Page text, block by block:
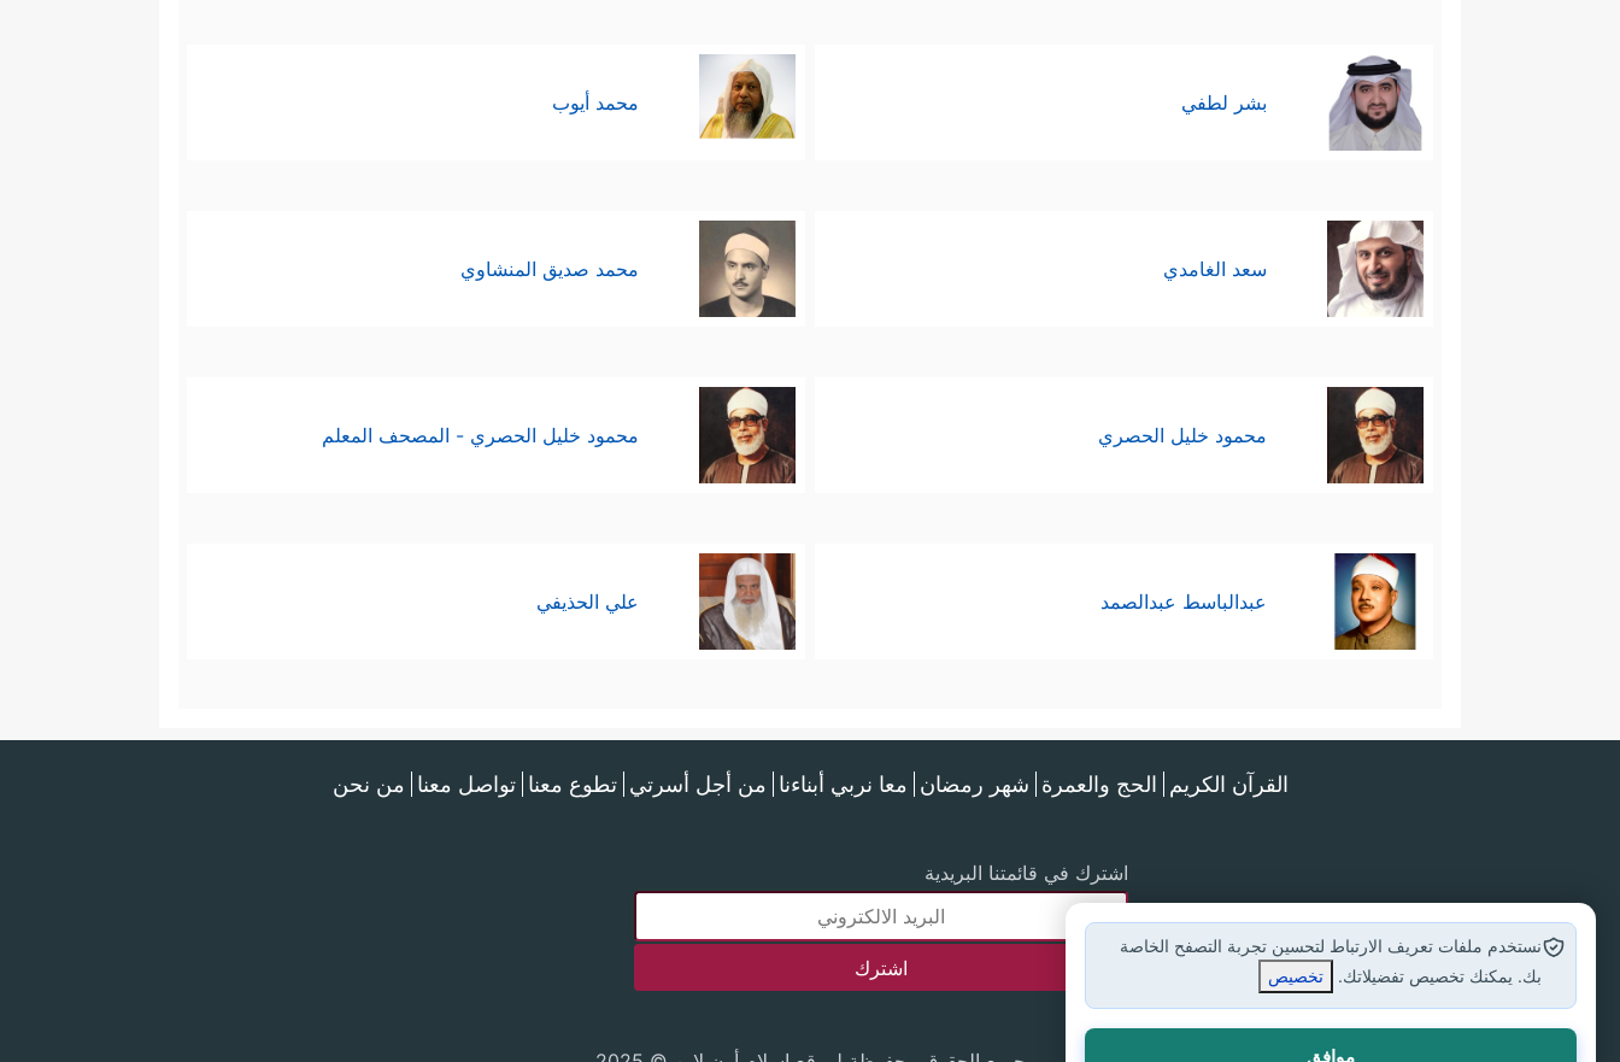
بشر لطفي محمد أيوب
سعد الغامدي محمد صديق المنشاوي
محمود خليل الحصري محمود خليل الحصري - المصحف المعلم
عبدالباسط عبدالصمد علي الحذيفي
القرآن الكريم الحج والعمرة شهر رمضان معا نربي أبناءنا من أجل أسرتي تطوع معنا تواصل معنا من نحن
اشترك في قائمتنا البريدية
نستخدم ملفات تعريف الارتباط لتحسين تجربة التصفح الخاصة
بك. يمكنك تخصيص تفضيلاتك.
تخصيص
موافق